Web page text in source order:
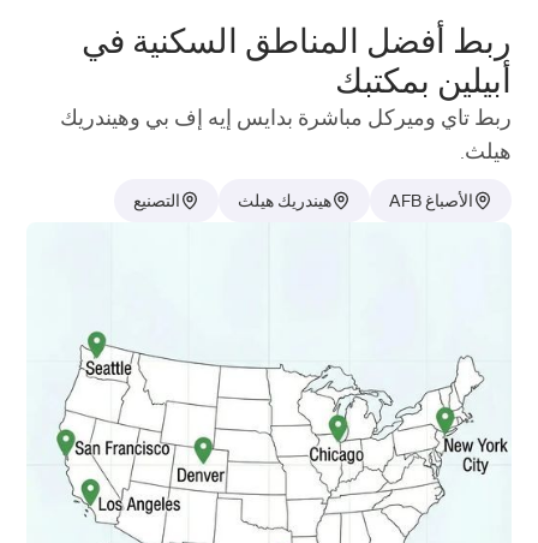
ربط أفضل المناطق السكنية في
أبيلين بمكتبك
ربط تاي وميركل مباشرة بدايس إيه إف بي وهيندريك
هيلث.
الأصباغ AFB هيندريك هيلث التصنيع